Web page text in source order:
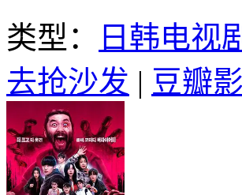
类型： 日韩电视
去抢沙发 | 豆瓣